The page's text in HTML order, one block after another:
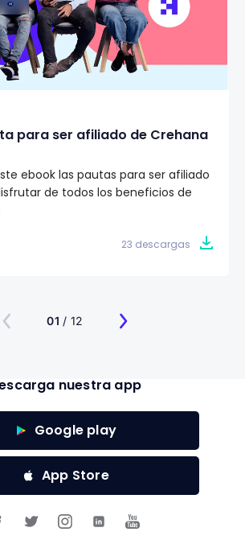
para ser afiliado de Crehana
ebook las pautas para ser afiliado
de todos los beneficios de
23 descargas
01 / 12
nuestra app
Google play
App Store